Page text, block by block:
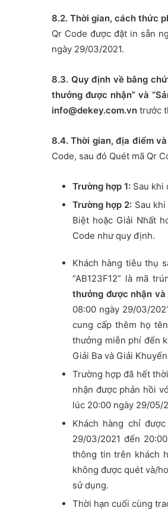
8.2. Thời gian, cách thức
Qr Code được đặt in sẵn
ngày 29/03/2021.
8.3. Quy định về bằng
thưởng được nhận” và
info@dekey.com.vn trước
8.4. Thời gian, địa điểm
Code, sau đó Quét mã Qr
Trường hợp 1: Sau khi
Trường hợp 2: Sau
Biệt hoặc Giải Nhất
Code như quy định.
Khách hàng tiêu thụ
“AB123F12” là mã
thưởng được nhận
08:00 ngày 29/03/
cung cấp thêm họ
thưởng miễn phí đến
Giải Ba và Giải
Trường hợp đã hết
nhận được phản hồi
lúc 20:00 ngày 29/05/
Khách hàng chỉ
29/03/2021 đến
thông tin trên khách
không được quét và/
sử dụng.
Thời hạn cuối cùng